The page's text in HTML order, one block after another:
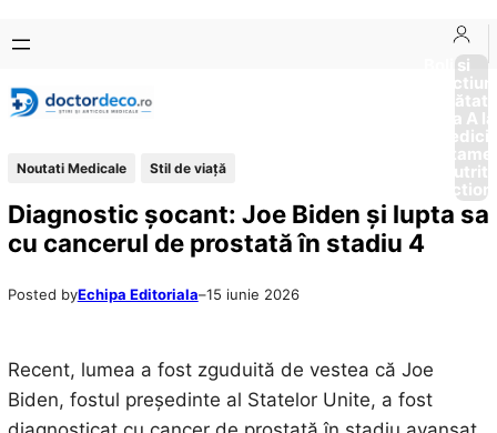
conținut
content
Boli si
Afectiuni
Sănătate
de la A
Noutati Medicale Stil de viaţă
Diagnostic șocant: Joe Biden și lupta sa
cu cancerul de prostată în stadiu 4
Posted byEchipa Editoriala–15 iunie 2026
Recent, lumea a fost zguduită de vestea că Joe
Biden, fostul președinte al Statelor Unite, a fost